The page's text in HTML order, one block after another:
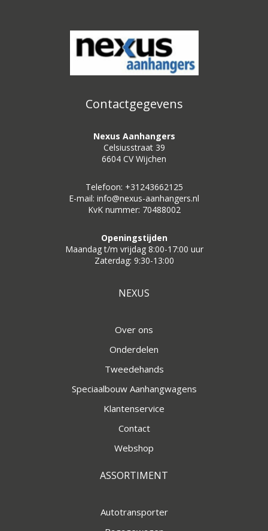
Contactgegevens
Nexus Aanhangers
Celsiusstraat 39
6604 CV Wijchen
Telefoon: +31243662125
E-mail: info@nexus-aanhangers.nl
KvK nummer: 70488002
Openingstijden
Maandag t/m vrijdag 8:00-17:00 uur
Zaterdag: 9:30-13:00
NEXUS
Over ons
Onderdelen
Tweedehands
Speciaalbouw Aanhangwagens
Klantenservice
Contact
Webshop
ASSORTIMENT
Autotransporter